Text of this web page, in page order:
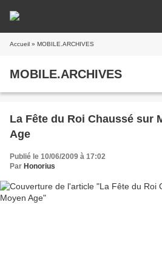
Accueil » MOBILE.ARCHIVES
MOBILE.ARCHIVES
La Fête du Roi Chaussé sur
Age
Publié le 10/06/2009 à 17:02
Par Honorius